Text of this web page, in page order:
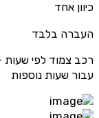
כיוון אחד
העברה בלבד
רכב צמוד לפי
עבור שעות נוספות